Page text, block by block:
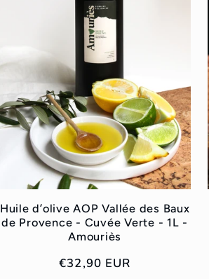
Huile d’olive AOP Vallée des Baux
de Provence - Cuvée Verte - 1L -
Amouriès
Prix
€32,90 EUR